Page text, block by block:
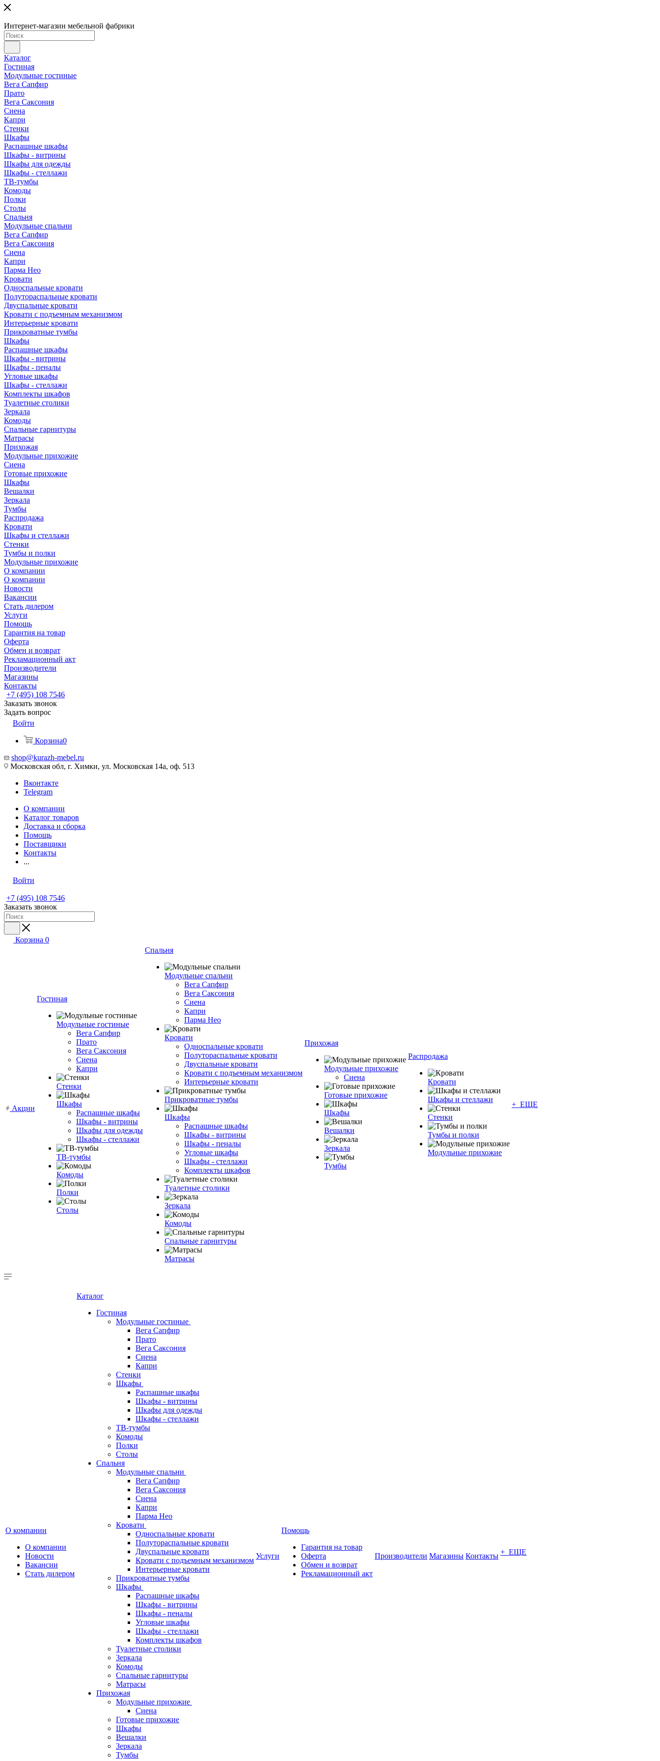
Интернет-магазин мебельной фабрики
Каталог
Гостиная
Модульные гостиные
Вега Сапфир
Прато
Вега Саксония
Сиена
Капри
Стенки
Шкафы
Распашные шкафы
Шкафы - витрины
Шкафы для одежды
Шкафы - стеллажи
ТВ-тумбы
Комоды
Полки
Столы
Спальня
Модульные спальни
Вега Сапфир
Вега Саксония
Сиена
Капри
Парма Нео
Кровати
Односпальные кровати
Полутораспальные кровати
Двуспальные кровати
Кровати с подъемным механизмом
Интерьерные кровати
Прикроватные тумбы
Шкафы
Распашные шкафы
Шкафы - витрины
Шкафы - пеналы
Угловые шкафы
Шкафы - стеллажи
Комплекты шкафов
Туалетные столики
Зеркала
Комоды
Спальные гарнитуры
Матрасы
Прихожая
Модульные прихожие
Сиена
Готовые прихожие
Шкафы
Вешалки
Зеркала
Тумбы
Распродажа
Кровати
Шкафы и стеллажи
Стенки
Тумбы и полки
Модульные прихожие
О компании
О компании
Новости
Вакансии
Стать дилером
Услуги
Помощь
Гарантия на товар
Оферта
Обмен и возврат
Рекламационный акт
Производители
Магазины
Контакты
+7 (495) 108 7546
Заказать звонок
Задать вопрос
Войти
Корзина0
shop@kurazh-mebel.ru
Московская обл, г. Химки, ул. Московская 14а, оф. 513
Вконтакте
Telegram
О компании
Каталог товаров
Доставка и сборка
Помощь
Поставщики
Контакты
...
Войти
+7 (495) 108 7546
Заказать звонок
Корзина 0
Акции
Гостиная
Модульные гостиные
Вега Сапфир
Прато
Вега Саксония
Сиена
Капри
Стенки
Шкафы
Распашные шкафы
Шкафы - витрины
Шкафы для одежды
Шкафы - стеллажи
ТВ-тумбы
Комоды
Полки
Столы
Спальня
Модульные спальни
Вега Сапфир
Вега Саксония
Сиена
Капри
Парма Нео
Кровати
Односпальные кровати
Полутораспальные кровати
Двуспальные кровати
Кровати с подъемным механизмом
Интерьерные кровати
Прикроватные тумбы
Шкафы
Распашные шкафы
Шкафы - витрины
Шкафы - пеналы
Угловые шкафы
Шкафы - стеллажи
Комплекты шкафов
Туалетные столики
Зеркала
Комоды
Спальные гарнитуры
Матрасы
Прихожая
Модульные прихожие
Сиена
Готовые прихожие
Шкафы
Вешалки
Зеркала
Тумбы
Распродажа
Кровати
Шкафы и стеллажи
Стенки
Тумбы и полки
Модульные прихожие
+ ЕЩЕ
О компании
О компании
Новости
Вакансии
Стать дилером
Каталог
Гостиная
Модульные гостиные
Вега Сапфир
Прато
Вега Саксония
Сиена
Капри
Стенки
Шкафы
Распашные шкафы
Шкафы - витрины
Шкафы для одежды
Шкафы - стеллажи
ТВ-тумбы
Комоды
Полки
Столы
Спальня
Модульные спальни
Вега Сапфир
Вега Саксония
Сиена
Капри
Парма Нео
Кровати
Односпальные кровати
Полутораспальные кровати
Двуспальные кровати
Кровати с подъемным механизмом
Интерьерные кровати
Прикроватные тумбы
Шкафы
Распашные шкафы
Шкафы - витрины
Шкафы - пеналы
Угловые шкафы
Шкафы - стеллажи
Комплекты шкафов
Туалетные столики
Зеркала
Комоды
Спальные гарнитуры
Матрасы
Прихожая
Модульные прихожие
Сиена
Готовые прихожие
Шкафы
Вешалки
Зеркала
Тумбы
Услуги
Помощь
Гарантия на товар
Оферта
Обмен и возврат
Рекламационный акт
Производители Магазины Контакты + ЕЩЕ